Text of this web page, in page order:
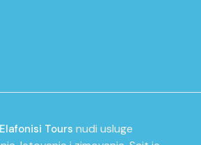
Tours nudi usluge